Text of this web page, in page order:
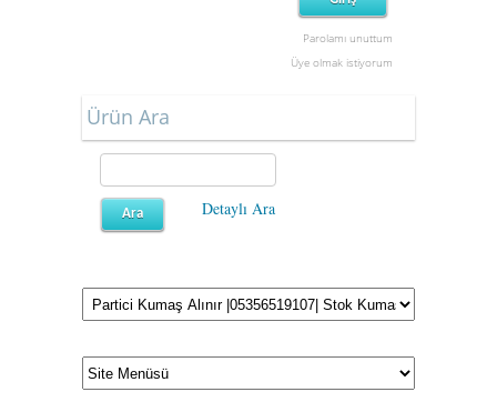
Parolamı unuttum
Üye olmak istiyorum
Ürün Ara
Detaylı Ara